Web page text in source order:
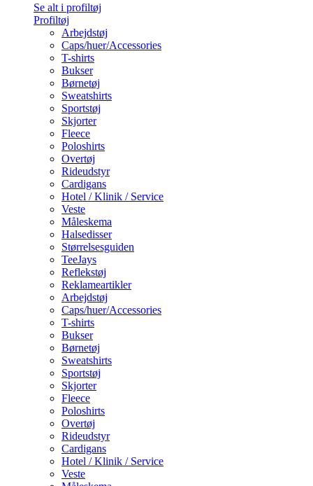
Se alt i profiltøj
Profiltøj
Arbejdstøj
Caps/huer/Accessories
T-shirts
Bukser
Børnetøj
Sweatshirts
Sportstøj
Skjorter
Fleece
Poloshirts
Overtøj
Rideudstyr
Cardigans
Hotel / Klinik / Service
Veste
Måleskema
Halsedisser
Størrelsesguiden
TeeJays
Reflekstøj
Reklameartikler
Arbejdstøj
Caps/huer/Accessories
T-shirts
Bukser
Børnetøj
Sweatshirts
Sportstøj
Skjorter
Fleece
Poloshirts
Overtøj
Rideudstyr
Cardigans
Hotel / Klinik / Service
Veste